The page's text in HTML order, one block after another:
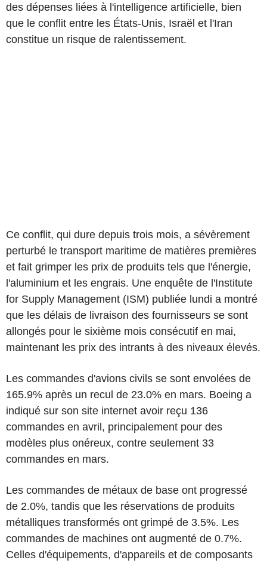
des dépenses liées à l'intelligence artificielle, bien
que le conflit entre les États-Unis, Israël et l'Iran
constitue un risque de ralentissement.
Ce conflit, qui dure depuis trois mois, a sévèrement
perturbé le transport maritime de matières premières
et fait grimper les prix de produits tels que l'énergie,
l'aluminium et les engrais. Une enquête de l'Institute
for Supply Management (ISM) publiée lundi a montré
que les délais de livraison des fournisseurs se sont
allongés pour le sixième mois consécutif en mai,
maintenant les prix des intrants à des niveaux élevés.
Les commandes d'avions civils se sont envolées de
165.9% après un recul de 23.0% en mars. Boeing a
indiqué sur son site internet avoir reçu 136
commandes en avril, principalement pour des
modèles plus onéreux, contre seulement 33
commandes en mars.
Les commandes de métaux de base ont progressé
de 2.0%, tandis que les réservations de produits
métalliques transformés ont grimpé de 3.5%. Les
commandes de machines ont augmenté de 0.7%.
Celles d'équipements, d'appareils et de composants